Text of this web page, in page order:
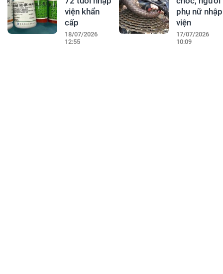
viện khẩn
cấp
18/07/2026
12:55
phụ nữ nhập
viện
17/07/2026
10:09